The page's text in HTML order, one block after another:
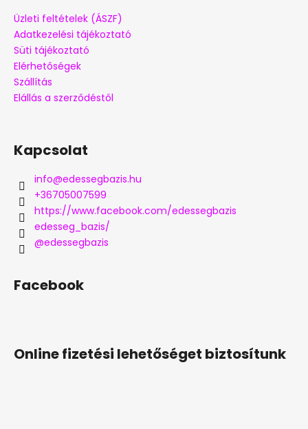
Üzleti feltételek (ÁSZF)
Adatkezelési tájékoztató
Süti tájékoztató
Elérhetőségek
Szállítás
Elállás a szerződéstől
Kapcsolat
info@edessegbazis.hu
+36705007599
https://www.facebook.com/edessegbazis
edesseg_bazis/
@edessegbazis
Facebook
Online fizetési lehetőséget biztosítunk